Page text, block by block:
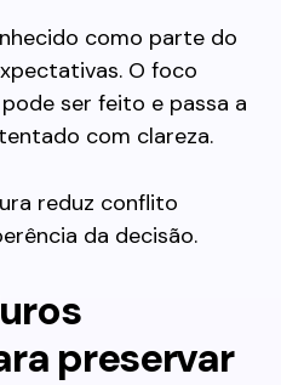
como parte do
O foco
ser feito e passa a
com clareza.
reduz conflito
da decisão.
preservar